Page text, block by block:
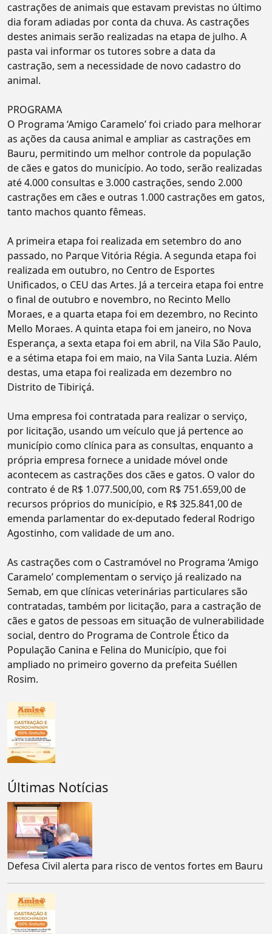
castrações de animais que estavam previstas no último
dia foram adiadas por conta da chuva. As castrações
destes animais serão realizadas na etapa de julho. A
pasta vai informar os tutores sobre a data da
castração, sem a necessidade de novo cadastro do
animal.
PROGRAMA
O Programa ‘Amigo Caramelo’ foi criado para melhorar
as ações da causa animal e ampliar as castrações em
Bauru, permitindo um melhor controle da população
de cães e gatos do município. Ao todo, serão realizadas
até 4.000 consultas e 3.000 castrações, sendo 2.000
castrações em cães e outras 1.000 castrações em gatos,
tanto machos quanto fêmeas.
A primeira etapa foi realizada em setembro do ano
passado, no Parque Vitória Régia. A segunda etapa foi
realizada em outubro, no Centro de Esportes
Unificados, o CEU das Artes. Já a terceira etapa foi entre
o final de outubro e novembro, no Recinto Mello
Moraes, e a quarta etapa foi em dezembro, no Recinto
Mello Moraes. A quinta etapa foi em janeiro, no Nova
Esperança, a sexta etapa foi em abril, na Vila São Paulo,
e a sétima etapa foi em maio, na Vila Santa Luzia. Além
destas, uma etapa foi realizada em dezembro no
Distrito de Tibiriçá.
Uma empresa foi contratada para realizar o serviço,
por licitação, usando um veículo que já pertence ao
município como clínica para as consultas, enquanto a
própria empresa fornece a unidade móvel onde
acontecem as castrações dos cães e gatos. O valor do
contrato é de R$ 1.077.500,00, com R$ 751.659,00 de
recursos próprios do município, e R$ 325.841,00 de
emenda parlamentar do ex-deputado federal Rodrigo
Agostinho, com validade de um ano.
As castrações com o Castramóvel no Programa ‘Amigo
Caramelo’ complementam o serviço já realizado na
Semab, em que clínicas veterinárias particulares são
contratadas, também por licitação, para a castração de
cães e gatos de pessoas em situação de vulnerabilidade
social, dentro do Programa de Controle Ético da
População Canina e Felina do Município, que foi
ampliado no primeiro governo da prefeita Suéllen
Rosim.
Últimas Notícias
Defesa Civil alerta para risco de ventos fortes em Bauru